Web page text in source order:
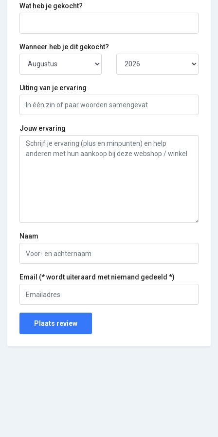
Wat heb je gekocht?
Wanneer heb je dit gekocht?
Uiting van je ervaring
Jouw ervaring
Naam
Email (* wordt uiteraard met niemand gedeeld *)
Plaats review